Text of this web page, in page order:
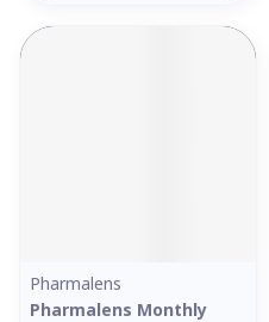
Pharmalens
Pharmalens Monthly